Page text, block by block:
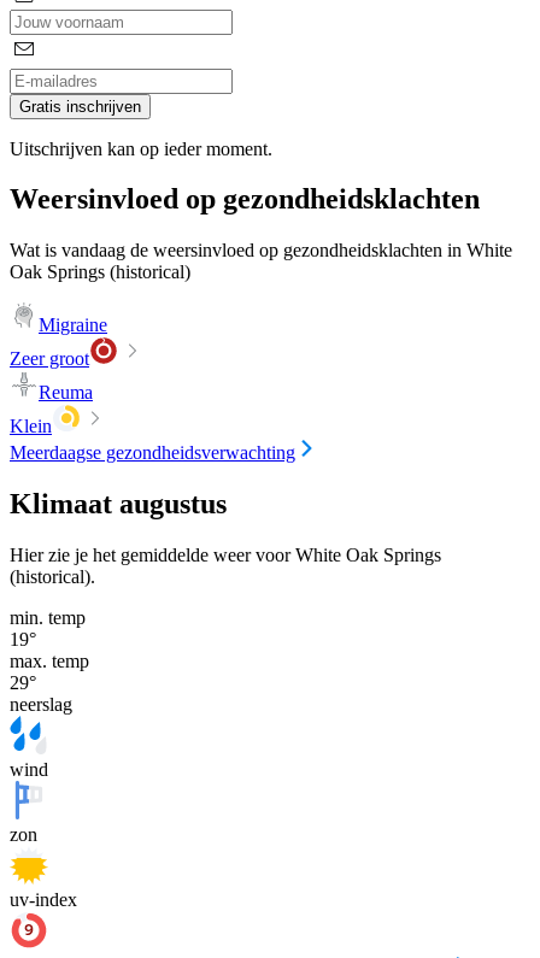
Gratis inschrijven
Uitschrijven kan op ieder moment.
Weersinvloed op gezondheidsklachten
Wat is vandaag de weersinvloed op gezondheidsklachten in White
Oak Springs (historical)
Migraine
Zeer groot
Reuma
Klein
Meerdaagse gezondheidsverwachting
Klimaat augustus
Hier zie je het gemiddelde weer voor White Oak Springs
(historical).
min. temp
19°
max. temp
29°
neerslag
wind
zon
uv-index